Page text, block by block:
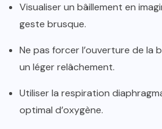
Visualiser un bâillement en
geste brusque.
Ne pas forcer l’ouverture de la
un léger relâchement.
Utiliser la respiration
optimal d’oxygène.